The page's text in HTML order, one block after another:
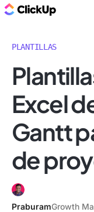
PLANTILLAS
Excel
Gantt
de
PraburamGrowth